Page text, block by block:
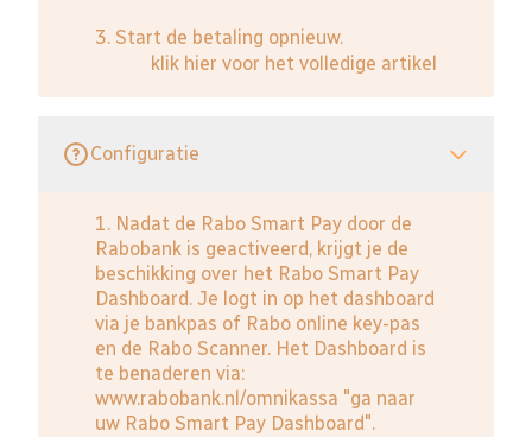
3. Start de betaling opnieuw.
klik hier voor het volledige artikel
Configuratie
1. Nadat de Rabo Smart Pay door de
Rabobank is geactiveerd, krijgt je de
beschikking over het Rabo Smart Pay
Dashboard. Je logt in op het dashboard
via je bankpas of Rabo online key-pas
en de Rabo Scanner. Het Dashboard is
te benaderen via:
www.rabobank.nl/omnikassa "ga naar
uw Rabo Smart Pay Dashboard".